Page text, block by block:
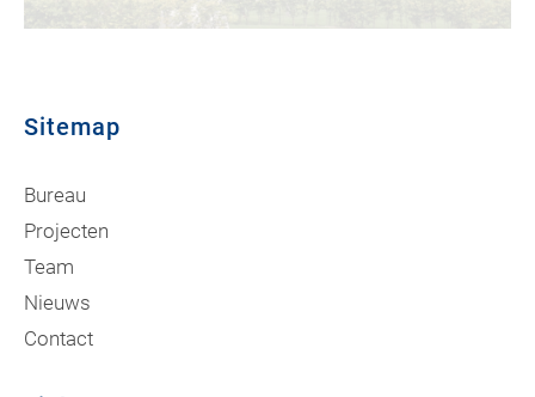
Sitemap
Bureau
Projecten
Team
Nieuws
Contact